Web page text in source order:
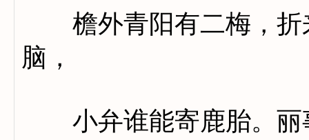
檐外青阳有二梅，折
脑，
小弁谁能寄鹿胎。丽